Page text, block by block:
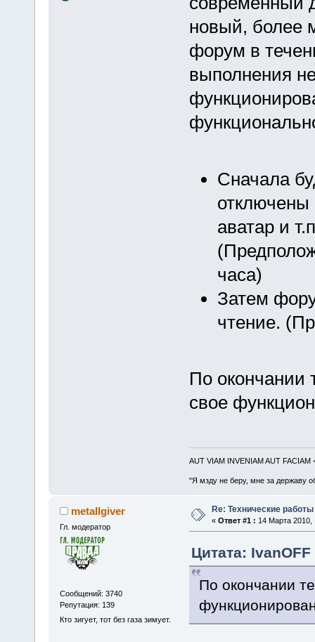
новый, более
форум в
выполнения
Сначала
отключены
аватар и
часа)
Затем
чтение.
По окончании
свое
AUT VIAM INVENIAM AUT FACIAM
"Я мзду не беру, мне за державу
metallgiver
Гл. модератор
Сообщений: 3740
Репутация: 139
Кто зигует, тот без газа зимует.
Re: Технические
« Ответ #1 : 14 Марта 2010,
Цитата:
По окончании